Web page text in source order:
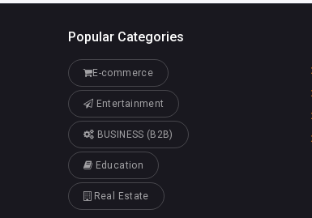
Popular Categories
E-commerce
Entertainment
BUSINESS (B2B)
Education
Real Estate